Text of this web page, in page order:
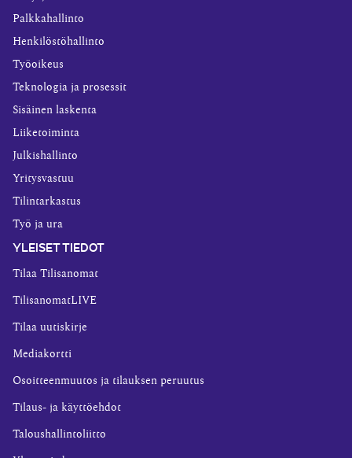
Palkkahallinto
Henkilöstöhallinto
Työoikeus
Teknologia ja prosessit
Sisäinen laskenta
Liiketoiminta
Julkishallinto
Yritysvastuu
Tilintarkastus
Työ ja ura
YLEISET TIEDOT
Tilaa Tilisanomat
TilisanomatLIVE
Tilaa uutiskirje
Mediakortti
Osoitteenmuutos ja tilauksen peruutus
Tilaus- ja käyttöehdot
Taloushallintoliitto